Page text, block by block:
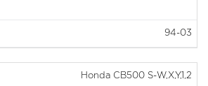
94-03
Honda CB500 S-W,X,Y,1,2